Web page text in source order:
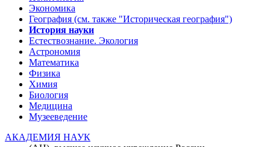
Экономика
География (см. также "Историческая география")
История науки
Естествознание. Экология
Астрономия
Математика
Физика
Химия
Биология
Медицина
Музееведение
АКАДЕМИЯ НАУК